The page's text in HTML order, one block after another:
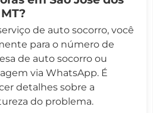
de auto socorro, você
para o número de
de auto socorro ou
via WhatsApp. É
detalhes sobre a
do problema.